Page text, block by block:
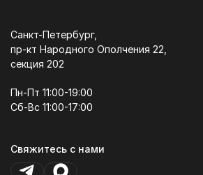
Санкт-Петербург,
пр-кт Народного Ополчения 22,
секция 202
Пн-Пт 11:00-19:00
Сб-Вс 11:00-17:00
Свяжитесь с нами